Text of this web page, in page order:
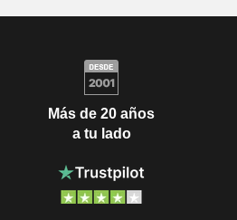
Más de 20 años
a tu lado